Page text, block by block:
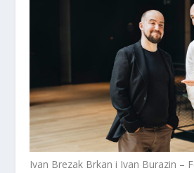
Ivan Brezak Brkan i Ivan Burazin –